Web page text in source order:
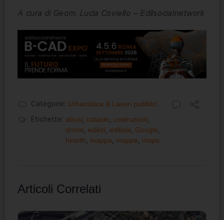
A cura di Geom. Lucia Coviello – Edilsocialnetwork
Categorie: Urbanistica & Lavori pubblici
Etichette: abusi, catasto, costruzioni,
drone, edilizi, edilizia, Google,
hearth, mappa, mappe, maps
Articoli Correlati